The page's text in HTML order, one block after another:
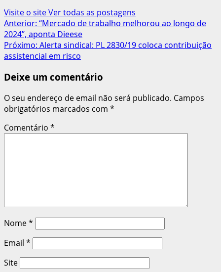
Visite o siteVer todas as postagens
Navegação
de
artigos
Anterior: “Mercado de trabalho melhorou ao longo de
2024”, aponta Dieese
Próximo: Alerta sindical: PL 2830/19 coloca contribuição
assistencial em risco
Deixe um comentário
O seu endereço de email não será publicado. Campos
obrigatórios marcados com *
Comentário *
Nome*
Email *
Site